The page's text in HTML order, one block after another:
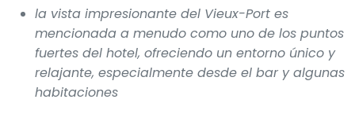
la vista impresionante del Vieux-Port es
mencionada a menudo como uno de los puntos
fuertes del hotel, ofreciendo un entorno único y
relajante, especialmente desde el bar y algunas
habitaciones